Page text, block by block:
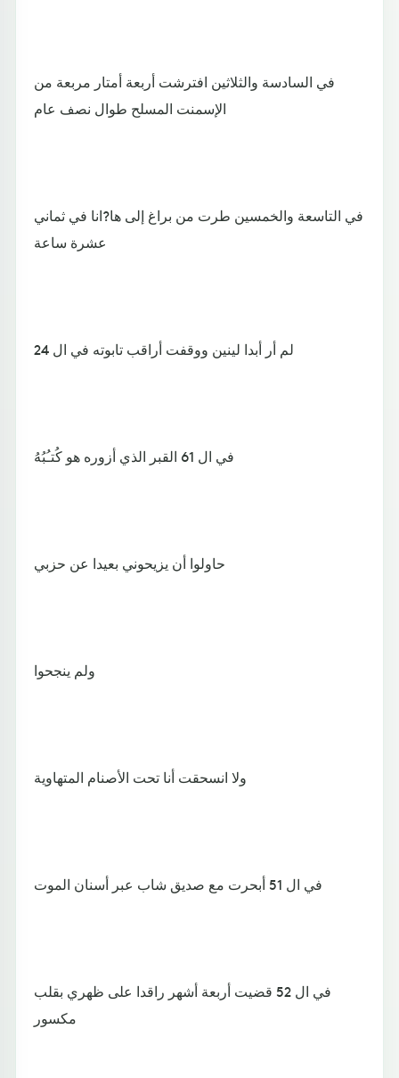
في السادسة والثلاثين افترشت أربعة أمتار مربعة من
الإسمنت المسلح طوال نصف عام
في التاسعة والخمسين طرت من براغ إلى ها?انا في ثماني
عشرة ساعة
لم أر أبدا لينين ووقفت أراقب تابوته في ال 24
في ال 61 القبر الذي أزوره هو كُتـُبُهُ
حاولوا أن يزيحوني بعيدا عن حزبي
ولم ينجحوا
ولا انسحقت أنا تحت الأصنام المتهاوية
في ال 51 أبحرت مع صديق شاب عبر أسنان الموت
في ال 52 قضيت أربعة أشهر راقدا على ظهري بقلب
مكسور